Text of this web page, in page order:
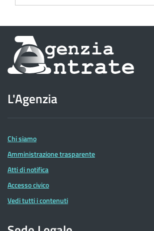
Informazioni
sul
dell'Agenzia
delle
Entrate
L'Agenzia
Chi siamo
Amministrazione trasparente
Atti di notifica
Accesso civico
Vedi tutti i contenuti